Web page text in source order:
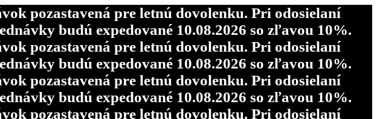
pozastavená pre letnú dovolenku. Pri odosielaní
budú expedované 10.08.2026 so zľavou 10%.
pozastavená pre letnú dovolenku. Pri odosielaní
budú expedované 10.08.2026 so zľavou 10%.
pozastavená pre letnú dovolenku. Pri odosielaní
budú expedované 10.08.2026 so zľavou 10%.
pozastavená pre letnú dovolenku. Pri odosielaní